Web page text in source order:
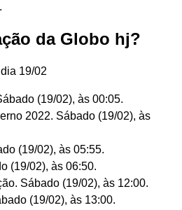
da Globo hj?
19/02
(19/02), às 00:05.
2022. Sábado (19/02), às
(19/02), às 05:55.
(19/02), às 06:50.
Sábado (19/02), às 12:00.
(19/02), às 13:00.